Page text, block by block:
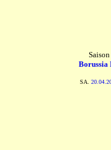
Borussia
SA.